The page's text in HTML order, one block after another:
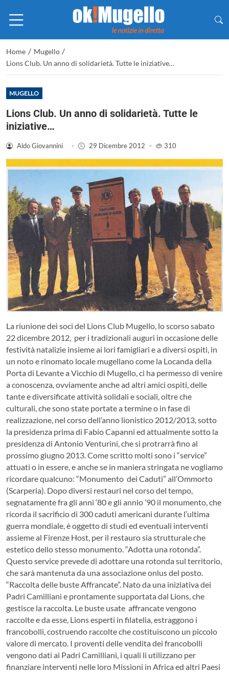
Home / Mugello /
Lions Club. Un anno di solidarietà. Tutte le iniziative…
MUGELLO
Lions Club. Un anno di solidarietà. Tutte le
iniziative…
Aldo Giovannini - 29 Dicembre 2012 - 310
La riunione dei soci del Lions Club Mugello, lo scorso sabato
22 dicembre 2012, per i tradizionali auguri in occasione delle
festività natalizie insieme ai lori famigliari e a diversi ospiti, in
un noto e rinomato locale mugellano come la Locanda della
Porta di Levante a Vicchio di Mugello, ci ha permesso di venire
a conoscenza, ovviamente anche ad altri amici ospiti, delle
tante e diversificate attività solidali e sociali, oltre che
culturali, che sono state portate a termine o in fase di
realizzazione, nel corso dell’anno lionistico 2012/2013, sotto
la presidenza prima di Fabio Capanni ed attualmente sotto la
presidenza di Antonio Venturini, che si protrarrà fino al
prossimo giugno 2013. Come scritto molti sono i “service”
attuati o in essere, e anche se in maniera stringata ne vogliamo
ricordare qualcuno: “Monumento dei Caduti” all’Ommorto
(Scarperia). Dopo diversi restauri nel corso del tempo,
segnatamente fra gli anni ‘80 e gli annio ’90 il monumento, che
ricorda il sacrificio di 300 caduti americani durante l’ultima
guerra mondiale, è oggetto di studi ed eventuali interventi
assieme al Firenze Host, per il restauro sia strutturale che
estetico dello stesso monumento. “Adotta una rotonda”.
Questo service prevede di adottare una rotonda sul territorio,
che sarà mantenuta da una associazione onlus del posto.
“Raccolta delle buste Affrancate”. Nato da una iniziativa dei
Padri Camilliani e prontamente supportata dal Lions, che
gestisce la raccolta. Le buste usate affrancate vengono
raccolte e da esse, Lions esperti in filatelia, estraggono i
francobolli, costruendo raccolte che costituiscono un piccolo
valore di mercato. I proventi delle vendita dei francobolli
vengono dati ai Padri Camilliani, i quali li utilizzano per
finanziare interventi nelle loro Missioni in Africa ed altri Paesi